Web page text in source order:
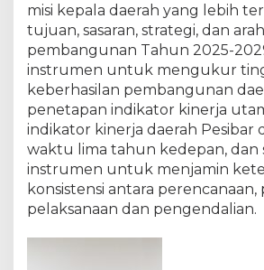
misi kepala daerah yang lebih
tujuan, sasaran, strategi, dan
pembangunan Tahun 2025-
instrumen untuk mengukur
keberhasilan pembangunan
penetapan indikator kinerja
indikator kinerja daerah Pesibar
waktu lima tahun kedepan, dan
instrumen untuk menjamin
konsistensi antara
pelaksanaan dan pengendalian.